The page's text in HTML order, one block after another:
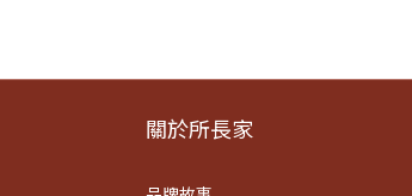
關於所長​家